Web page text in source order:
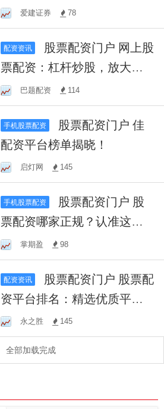
策略，实现资金最大化增值
爱建证券 78
配资资讯
票配资：杠杆炒股，放大收
益？风险几何？
巴题配资 114
手机股票配资
配资平台榜单揭晓！
启灯网 145
手机股票配资
票配资哪家正规？认准这几
家平台！
掌期盈 98
配资资讯
资平台排名：精选优质平
台，助您投资！
永之胜 145
全部加载完成